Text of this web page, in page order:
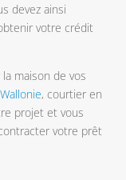
devez ainsi
votre crédit
maison de vos
, courtier en
projet et vous
votre prêt